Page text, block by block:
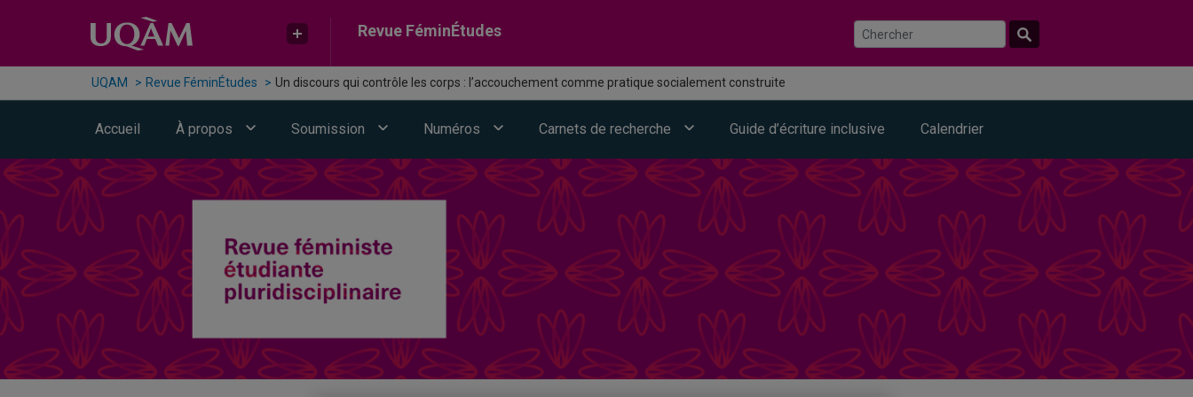
Revue FéminÉtudes
UQAM Revue FéminÉtudes Un discours qui contrôle les corps : l’accouchement comme pratique socialement construite
Accueil À propos Soumission Numéros Carnets de recherche Guide d’écriture inclusive Calendrier